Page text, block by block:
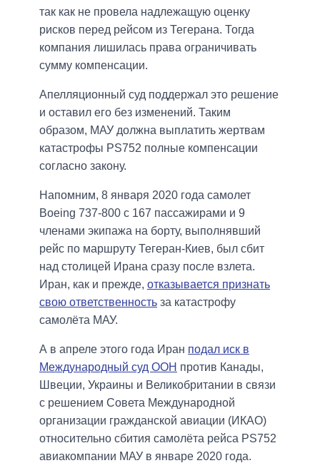
так как не провела надлежащую оценку
рисков перед рейсом из Тегерана. Тогда
компания лишилась права ограничивать
сумму компенсации.
Апелляционный суд поддержал это решение
и оставил его без изменений. Таким
образом, МАУ должна выплатить жертвам
катастрофы PS752 полные компенсации
согласно закону.
Напомним, 8 января 2020 года самолет
Boeing 737-800 с 167 пассажирами и 9
членами экипажа на борту, выполнявший
рейс по маршруту Тегеран-Киев, был сбит
над столицей Ирана сразу после взлета.
Иран, как и прежде, отказывается признать
свою ответственность за катастрофу
самолёта МАУ.
А в апреле этого года Иран подал иск в
Международный суд ООН против Канады,
Швеции, Украины и Великобритании в связи
с решением Совета Международной
организации гражданской авиации (ИКАО)
относительно сбития самолёта рейса PS752
авиакомпании МАУ в январе 2020 года.